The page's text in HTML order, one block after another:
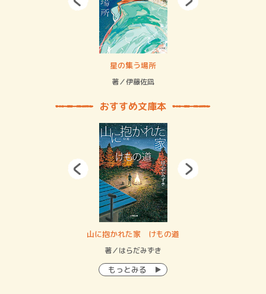
星の集う場所
著／伊藤佐凪
おすすめ文庫本
山に抱かれた家 けもの道
著／はらだみずき
もっとみる